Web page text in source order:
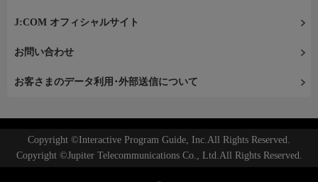
J:COM オフィシャルサイト
お問い合わせ
お客さまのデータ利用･外部送信について
Copyright ©Interactive Program Guide, Inc.All Rights Reserved.
Copyright ©Jupiter Telecommunications Co., Ltd.All Rights Reserved.